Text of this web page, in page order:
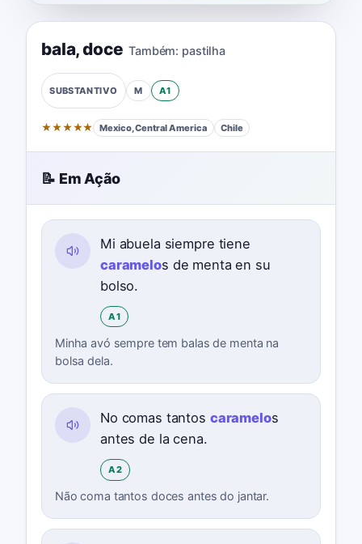
bala,doce Também: pastilha
SUBSTANTIVO M A1
★★★★★ Mexico, Central America Chile
📝 Em Ação
Mi abuela siempre tiene
caramelos de menta en su
bolso.
A1
Minha avó sempre tem balas de menta na
bolsa dela.
No comas tantos caramelos
antes de la cena.
A2
Não coma tantos doces antes do jantar.